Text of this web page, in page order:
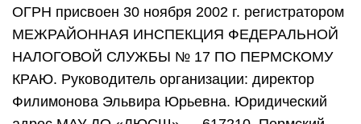
ОГРН присвоен 30 ноября 2002 г. регистратором
МЕЖРАЙОННАЯ ИНСПЕКЦИЯ ФЕДЕРАЛЬНОЙ
НАЛОГОВОЙ СЛУЖБЫ № 17 ПО ПЕРМСКОМУ
КРАЮ. Руководитель организации: директор
Филимонова Эльвира Юрьевна. Юридический